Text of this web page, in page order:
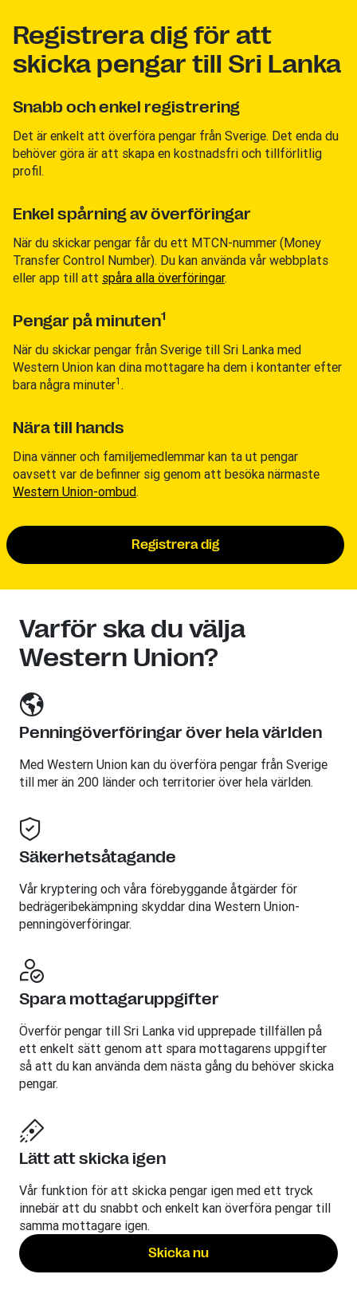
Registrera dig för att
skicka pengar till Sri Lanka
Snabb och enkel registrering
Det är enkelt att överföra pengar från Sverige. Det enda du
behöver göra är att skapa en kostnadsfri och tillförlitlig
profil.
Enkel spårning av överföringar
När du skickar pengar får du ett MTCN-nummer (Money
Transfer Control Number). Du kan använda vår webbplats
eller app till att spåra alla överföringar.
Pengar på minuten1
När du skickar pengar från Sverige till Sri Lanka med
Western Union kan dina mottagare ha dem i kontanter efter
bara några minuter1 .
Nära till hands
Dina vänner och familjemedlemmar kan ta ut pengar
oavsett var de befinner sig genom att besöka närmaste
Western Union-ombud.
Registrera dig
Varför ska du välja
Western Union?
Penningöverföringar över hela världen
Med Western Union kan du överföra pengar från Sverige
till mer än 200 länder och territorier över hela världen.
Säkerhetsåtagande
Vår kryptering och våra förebyggande åtgärder för
bedrägeribekämpning skyddar dina Western Union-
penningöverföringar.
Spara mottagaruppgifter
Överför pengar till Sri Lanka vid upprepade tillfällen på
ett enkelt sätt genom att spara mottagarens uppgifter
så att du kan använda dem nästa gång du behöver skicka
pengar.
Lätt att skicka igen
Vår funktion för att skicka pengar igen med ett tryck
innebär att du snabbt och enkelt kan överföra pengar till
samma mottagare igen.
Skicka nu